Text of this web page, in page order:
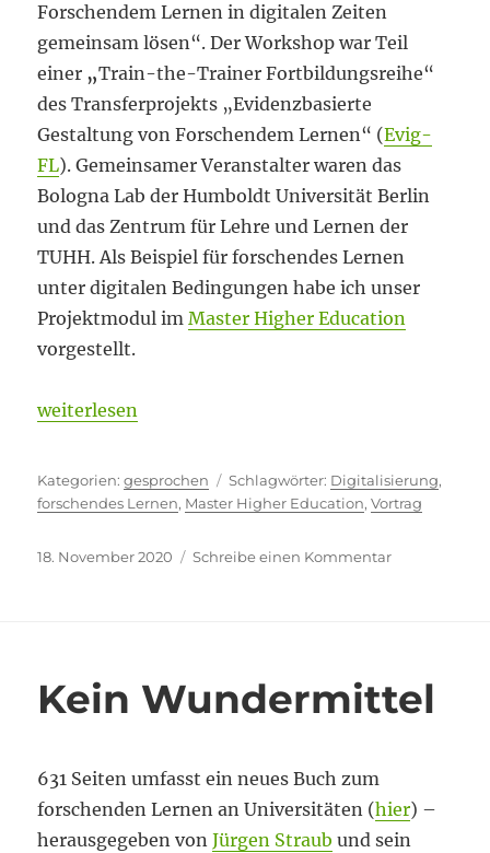
Forschendem Lernen in digitalen Zeiten
gemeinsam lösen“. Der Workshop war Teil
einer „Train-the-Trainer Fortbildungsreihe“
des Transferprojekts „Evidenzbasierte
Gestaltung von Forschendem Lernen“ (Evig-
FL). Gemeinsamer Veranstalter waren das
Bologna Lab der Humboldt Universität Berlin
und das Zentrum für Lehre und Lernen der
TUHH. Als Beispiel für forschendes Lernen
unter digitalen Bedingungen habe ich unser
Projektmodul imMaster Higher Education
vorgestellt.
„Forschendes Lernen – online“
weiterlesen
Kategorien
gesprochen Schlagwörter
Digitalisierung,
forschendes Lernen, Master Higher Education,Vortrag
Veröffentlicht
18. November 2020 Schreibe einen Kommentarzu
Kein Wundermittel
631 Seiten umfasst ein neues Buch zum
forschenden Lernen an Universitäten (hier) –
herausgegeben vonJürgen Straub und sein